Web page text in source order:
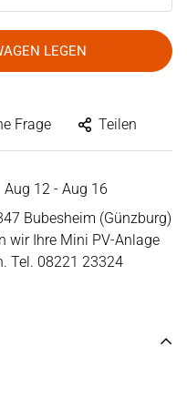
LEGEN
Frage Teilen
Aug 12 - Aug 16
Bubesheim (Günzburg)
wir Ihre Mini PV-Anlage
Tel. 08221 23324